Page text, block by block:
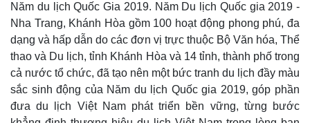
Năm du lịch Quốc Gia 2019. Năm Du lịch Quốc gia 2019 -
Nha Trang, Khánh Hòa gồm 100 hoạt động phong phú, đa
dạng và hấp dẫn do các đơn vị trực thuộc Bộ Văn hóa, Thể
thao và Du lịch, tỉnh Khánh Hòa và 14 tỉnh, thành phố trong
cả nước tổ chức, đã tạo nên một bức tranh du lịch đầy màu
sắc sinh động của Năm du lịch Quốc gia 2019, góp phần
đưa du lịch Việt Nam phát triển bền vững, từng bước